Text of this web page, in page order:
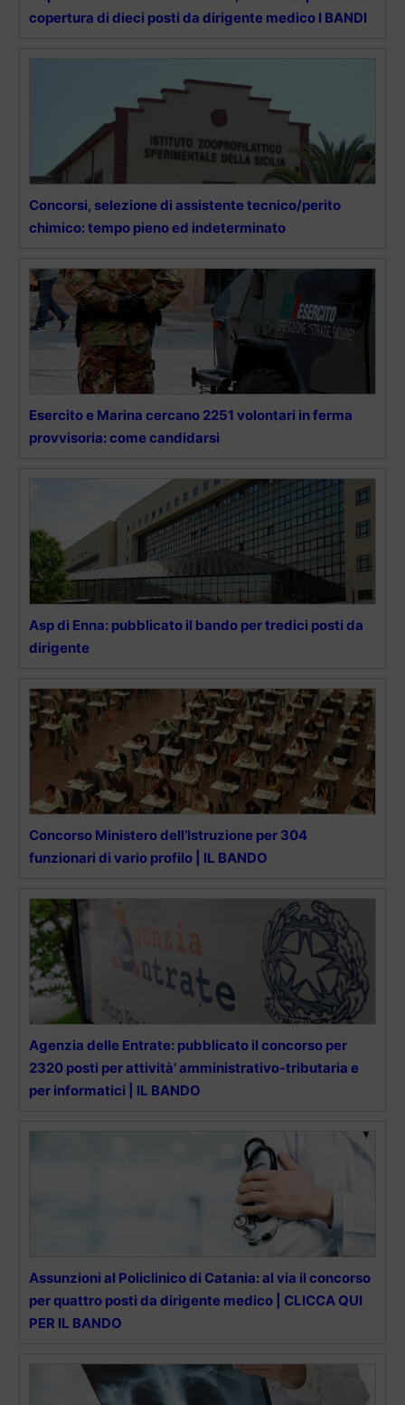
copertura di dieci posti da dirigente medico I BANDI
Concorsi, selezione di assistente tecnico/perito
chimico: tempo pieno ed indeterminato
Esercito e Marina cercano 2251 volontari in ferma
provvisoria: come candidarsi
Asp di Enna: pubblicato il bando per tredici posti da
dirigente
Concorso Ministero dell’Istruzione per 304
funzionari di vario profilo | IL BANDO
Agenzia delle Entrate: pubblicato il concorso per
2320 posti per attività’ amministrativo-tributaria e
per informatici | IL BANDO
Assunzioni al Policlinico di Catania: al via il concorso
per quattro posti da dirigente medico | CLICCA QUI
PER IL BANDO